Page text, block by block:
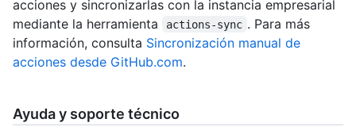
acciones y sincronizarlas con la instancia empresarial
mediante la herramienta
actions-sync . Para más
información, consulta Sincronización manual de
acciones desde GitHub.com.
Ayuda y soporte técnico